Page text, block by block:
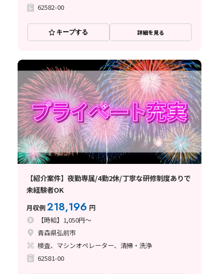
62582-00
キープする 詳細を見る
【紹介案件】夜勤専属/4勤2休/丁寧な研修制度ありで
未経験者OK
月収例218,196 円
【時給】1,050円～
青森県弘前市
検査、マシンオペレーター、清掃・洗浄
62581-00